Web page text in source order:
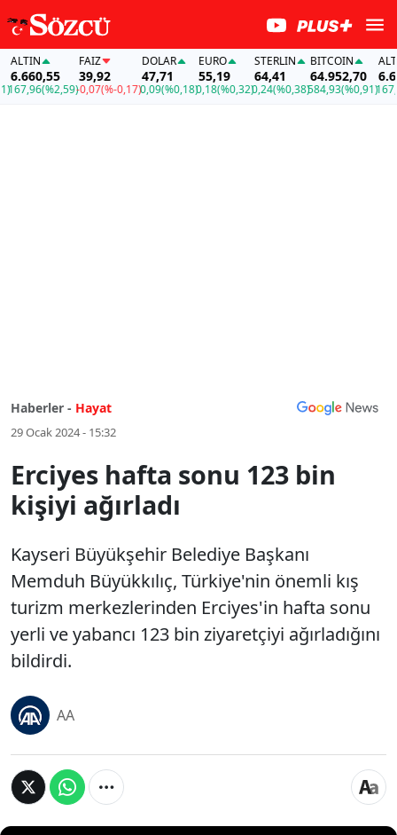
(%2,59)
FAİZ
39,92
-0,07(%-0,17)
DOLAR
47,71
0,09(%0,18)
EURO
55,19
0,18(%0,32)
STERLIN
64,41
0,24(%0,38)
BITCOIN
64.952,70
584,93(%0,91)
ALTIN
167,96
Haberler - Hayat
29 Ocak 2024 - 15:32
Erciyes hafta sonu 123 bin
kişiyi ağırladı
Kayseri Büyükşehir Belediye Başkanı
Memduh Büyükkılıç, Türkiye'nin önemli kış
turizm merkezlerinden Erciyes'in hafta sonu
yerli ve yabancı 123 bin ziyaretçiyi ağırladığını
bildirdi.
AA